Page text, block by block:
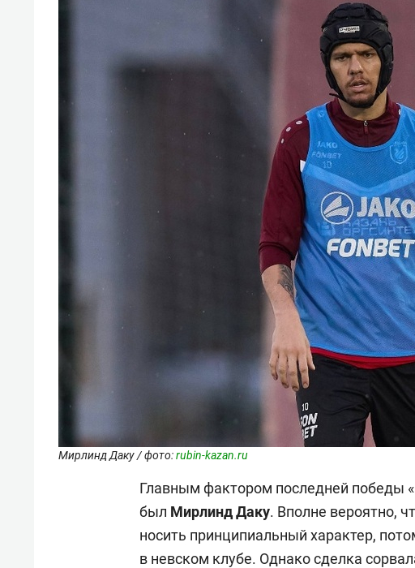
Мирлинд Даку / фото:rubin-kazan.ru
Главным фактором последней победы
был Мирлинд Даку. Вполне вероятно,
носить принципиальный характер,
в невском клубе. Однако сделка